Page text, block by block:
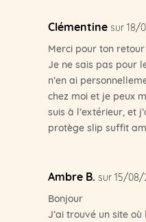
Clémentine sur 18/
Merci pour ton
Je ne sais pas pour
n’en ai
chez moi et je peux
suis à l’extérieur, et
protège slip suffit
Ambre B. sur 15/08/
Bonjour
J’ai trouvé un site